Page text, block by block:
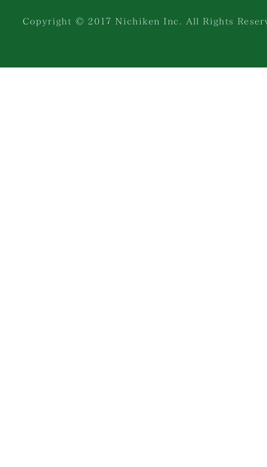
Copyright © 201７ Nichiken Inc. All Rights